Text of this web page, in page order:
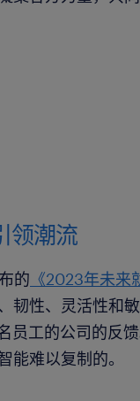
领潮流
的 《2023年未来
韧性、灵活性和
员工的公司的反
能难以复制的。